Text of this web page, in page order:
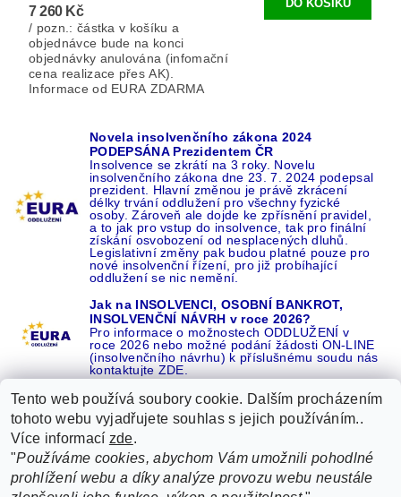
7 260 Kč
/ pozn.: částka v košíku a
objednávce bude na konci
objednávky anulována (infomační
cena realizace přes AK).
Informace od EURA ZDARMA
Novela insolvenčního zákona 2024
PODEPSÁNA Prezidentem ČR
Insolvence se zkrátí na 3 roky. Novelu
insolvenčního zákona dne 23. 7. 2024 podepsal
prezident. Hlavní změnou je právě zkrácení
délky trvání oddlužení pro všechny fyzické
osoby. Zároveň ale dojde ke zpřísnění pravidel,
a to jak pro vstup do insolvence, tak pro finální
získání osvobození od nesplacených dluhů.
Legislativní změny pak budou platné pouze pro
nové insolvenční řízení, pro již probíhající
oddlužení se nic nemění.
Jak na INSOLVENCI, OSOBNÍ BANKROT,
INSOLVENČNÍ NÁVRH v roce 2026?
Pro informace o možnostech ODDLUŽENÍ v
roce 2026 nebo možné podání žádosti ON-LINE
(insolvenčního návrhu) k příslušnému soudu nás
kontaktujte ZDE.
Recenze o NÁS na GOOGLE 16 let REFERENCÍ v celé ČR |
Recenze o NÁS na SEZNAMU |
ŽÁDEJTE život BEZ DLUHŮ nebo EXEKUCÍ ZDE
Tento web používá soubory cookie. Dalším procházením
tohoto webu vyjadřujete souhlas s jejich používáním..
Více informací zde.
"Používáme cookies, abychom Vám umožnili pohodlné
prohlížení webu a díky analýze provozu webu neustále